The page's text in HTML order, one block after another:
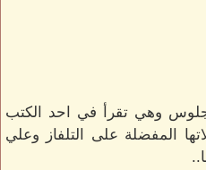
وهي تقرأ في احد الكتب
المفضلة على التلفاز وعلي